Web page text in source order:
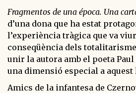
Fragmentos de una época. Una
d’una dona que ha estat
l’experiència tràgica que va
conseqüència dels
unir la autora amb el poeta
una dimensió especial a
Amics de la infantesa de